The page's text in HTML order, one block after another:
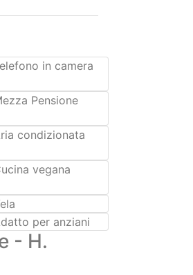
Pensione
condizionata
vegana
per anziani
- H.